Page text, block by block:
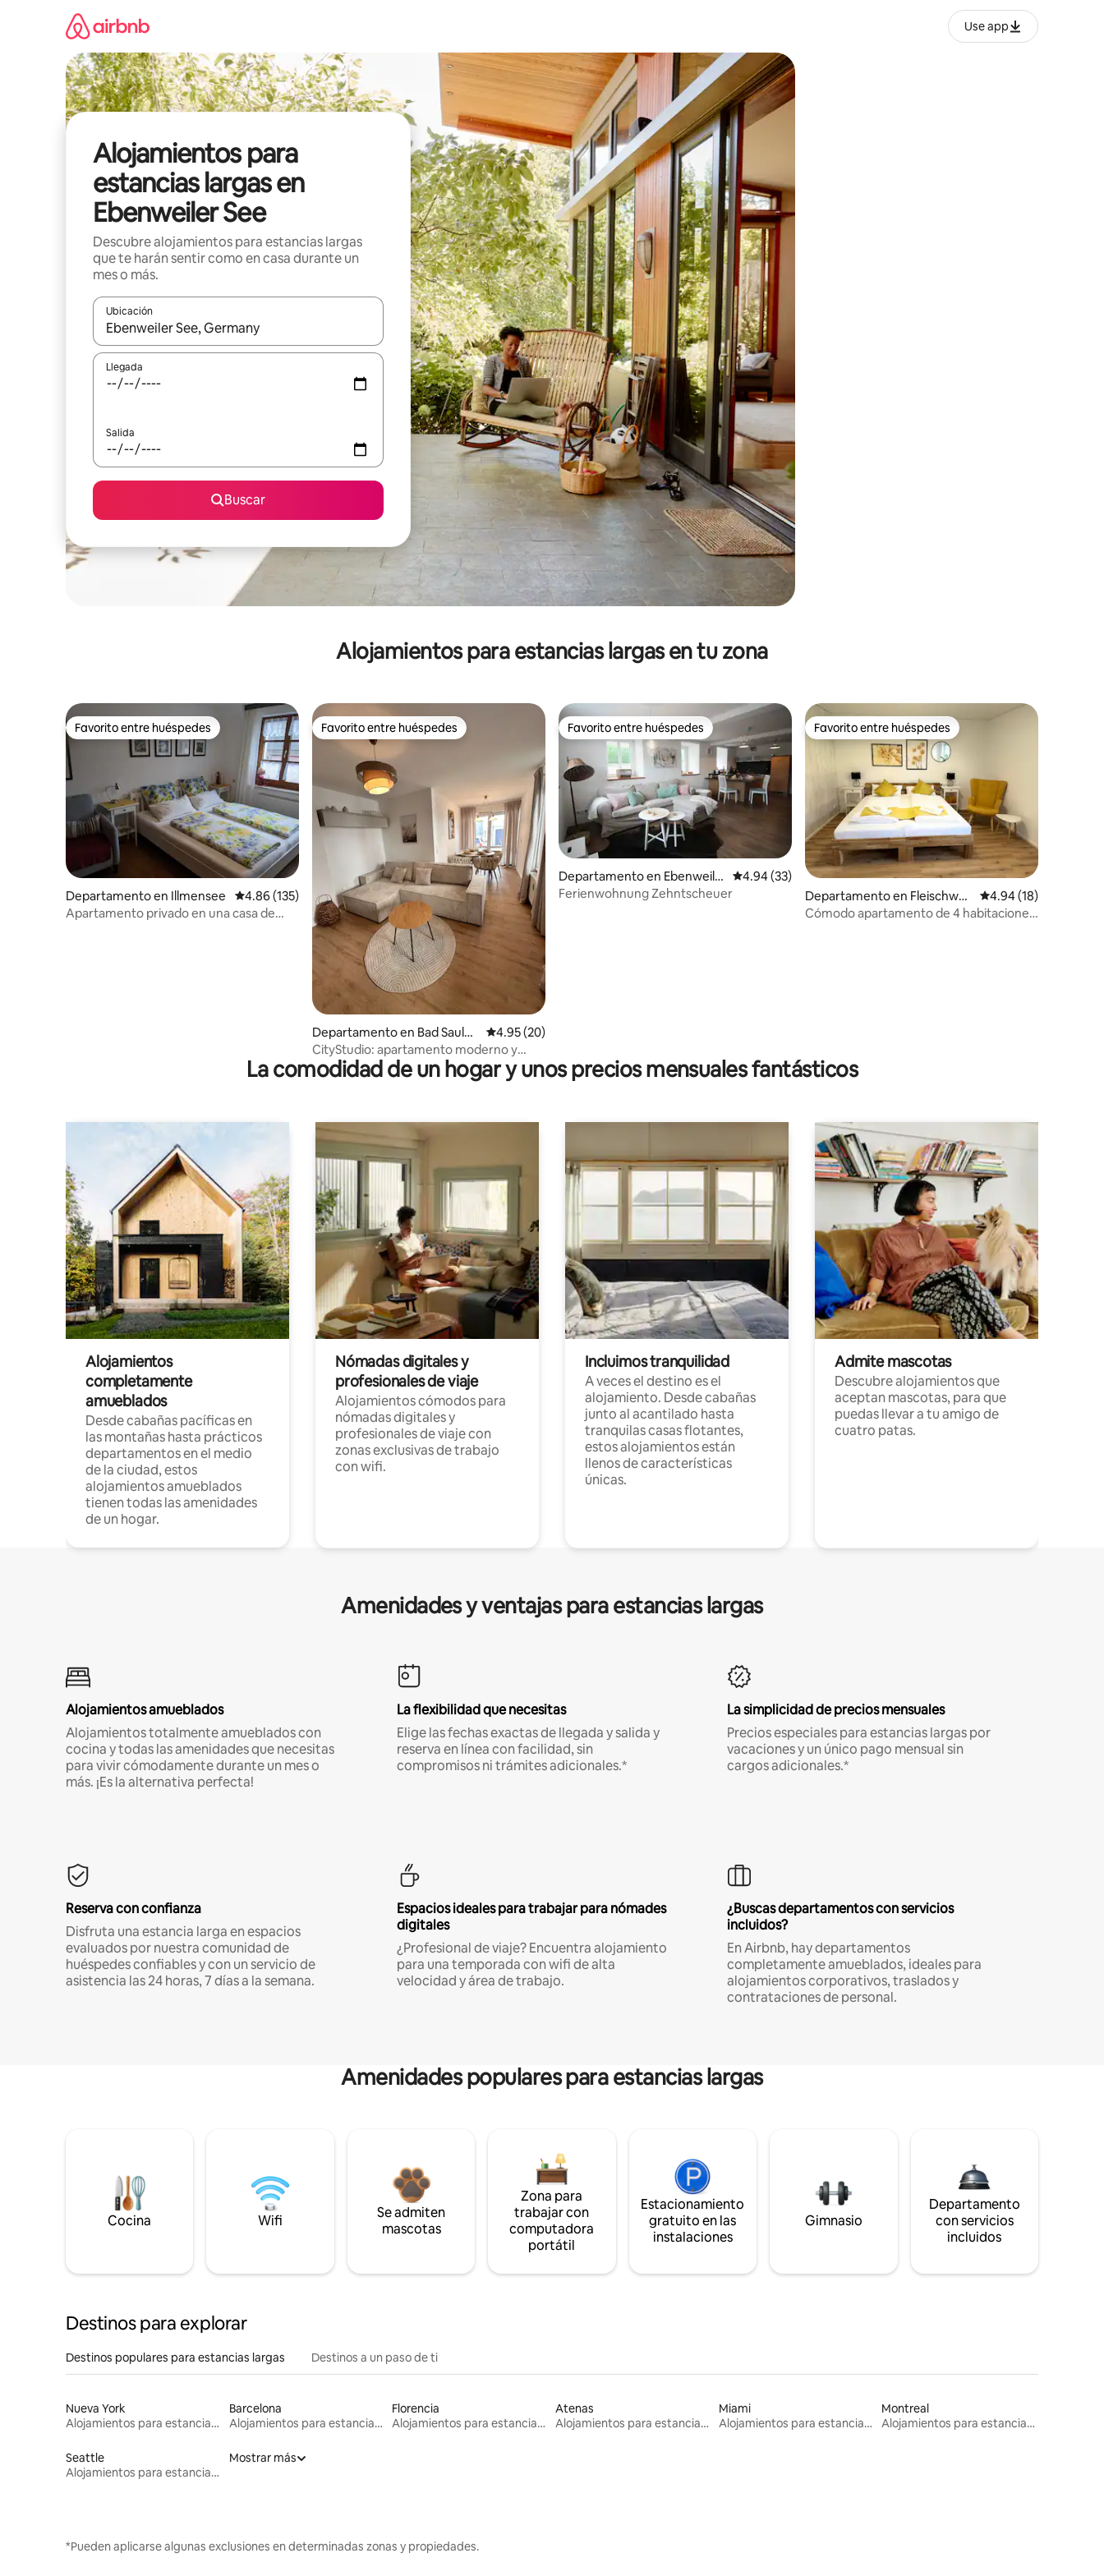
Use app
Alojamientos para
estancias largas en
Ebenweiler See
Descubre alojamientos para estancias largas
que te harán sentir como en casa durante un
mes o más.
Ubicación
Cuando los resultados estén disponibles, podrás navegar usando las teclas de las flechas hacia arriba y hacia abajo, o bien tocando y deslizando la pantalla.
Llegada
Salida
Buscar
Alojamientos para estancias largas en tu zona
Favorito entre huéspedes
Favorito entre huéspedes
Departamento en Illmensee Calificación promedio: 4.86 de 5; 135 evaluaciones
4.86 (135)
Apartamento privado en una casa de
Favorito entre huéspedes
Favorito entre huéspedes
Departamento en Bad Saulga
u
Calificación promedio: 4.95 de 5; 20 evaluaciones
4.95 (20)
CityStudio: apartamento moderno y
acogedor en el centro
Favorito entre huéspedes
Favorito entre huéspedes
Departamento en Ebenweile
r
Calificación promedio: 4.94 de 5; 33 evaluaciones
4.94 (33)
Ferienwohnung Zehntscheuer
Favorito entre huéspedes
Favorito entre huéspedes
Departamento en Fleischwan
gen
Calificación
4.94 (18)
Cómodo apartamento de 4 habitaciones
La comodidad de un hogar y unos precios mensuales fantásticos
Alojamientos
completamente
amueblados
Desde cabañas pacíficas en
las montañas hasta prácticos
departamentos en el medio
de la ciudad, estos
alojamientos amueblados
tienen todas las amenidades
de un hogar.
Nómadas digitales y
profesionales de viaje
Alojamientos cómodos para
nómadas digitales y
profesionales de viaje con
zonas exclusivas de trabajo
con wifi.
Incluimos tranquilidad
A veces el destino es el
alojamiento. Desde cabañas
junto al acantilado hasta
tranquilas casas flotantes,
estos alojamientos están
llenos de características
únicas.
Admite mascotas
Descubre alojamientos que
aceptan mascotas, para que
puedas llevar a tu amigo de
cuatro patas.
Amenidades y ventajas para estancias largas
Alojamientos amueblados
Alojamientos totalmente amueblados con
cocina y todas las amenidades que necesitas
para vivir cómodamente durante un mes o
más. ¡Es la alternativa perfecta!
La flexibilidad que necesitas
Elige las fechas exactas de llegada y salida y
reserva en línea con facilidad, sin
compromisos ni trámites adicionales.*
La simplicidad de precios mensuales
Precios especiales para estancias largas por
vacaciones y un único pago mensual sin
cargos adicionales.*
Reserva con confianza
Disfruta una estancia larga en espacios
evaluados por nuestra comunidad de
huéspedes confiables y con un servicio de
asistencia las 24 horas, 7 días a la semana.
Espacios ideales para trabajar para nómades
digitales
¿Profesional de viaje? Encuentra alojamiento
para una temporada con wifi de alta
velocidad y área de trabajo.
¿Buscas departamentos con servicios
incluidos?
En Airbnb, hay departamentos
completamente amueblados, ideales para
alojamientos corporativos, traslados y
contrataciones de personal.
Amenidades populares para estancias largas
Cocina Wifi
Se admiten
mascotas
Zona para
trabajar con
computadora
portátil
Estacionamiento
gratuito en las
instalaciones
Gimnasio
Departamento
con servicios
incluidos
Destinos para explorar
Destinos populares para estancias largas Destinos a un paso de ti
Nueva York
Alojamientos para estancias largas
Barcelona
Alojamientos para estancias largas
Florencia
Alojamientos para estancias largas
Atenas
Alojamientos para estancias largas
Miami
Alojamientos para estancias largas
Montreal
Alojamientos para estancias largas
Seattle
Alojamientos para estancias largas
Mostrar más
*Pueden aplicarse algunas exclusiones en determinadas zonas y propiedades.